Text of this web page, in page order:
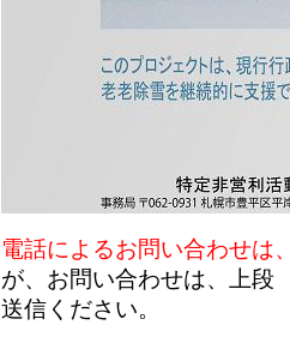
電話によるお問い合わせは
が、お問い合わせは、上段
送信ください。